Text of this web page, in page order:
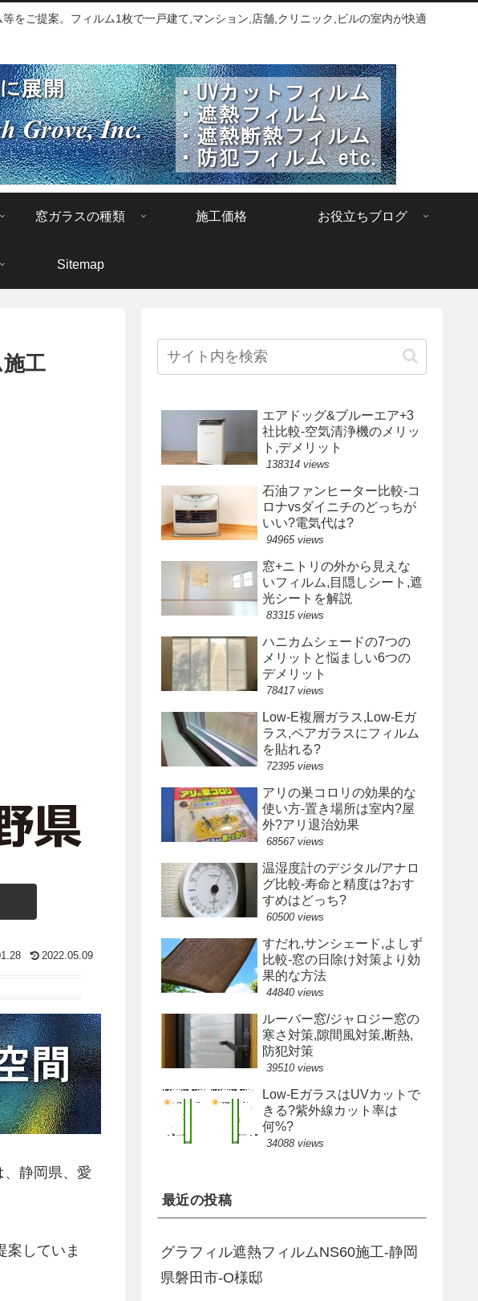
をご提案。フィルム1枚で一戸建て,マンション,店舗,クリニック,ビルの室内が快適
窓ガラスの種類 施工価格 お役立ちブログ
Sitemap
工
2022.05.09
静岡県、愛
案していま
エアドッグ&ブルーエア+3
社比較-空気清浄機のメリッ
ト,デメリット
138314 views
石油ファンヒーター比較-コ
ロナvsダイニチのどっちが
いい?電気代は?
94965 views
窓+ニトリの外から見えな
いフィルム,目隠しシート,遮
光シートを解説
83315 views
ハニカムシェードの7つの
メリットと悩ましい6つの
デメリット
78417 views
Low-E複層ガラス,Low-Eガ
ラス,ペアガラスにフィルム
を貼れる?
72395 views
アリの巣コロリの効果的な
使い方-置き場所は室内?屋
外?アリ退治効果
68567 views
温湿度計のデジタル/アナロ
グ比較-寿命と精度は?おす
すめはどっち?
60500 views
すだれ,サンシェード,よしず
比較-窓の日除け対策より効
果的な方法
44840 views
ルーバー窓/ジャロジー窓の
寒さ対策,隙間風対策,断熱,
防犯対策
39510 views
Low-EガラスはUVカットで
きる?紫外線カット率は
何%?
34088 views
最近の投稿
グラフィル遮熱フィルムNS60施工-静岡
県磐田市-O様邸